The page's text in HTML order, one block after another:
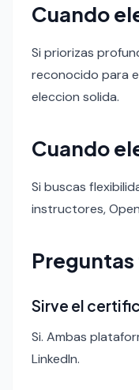
Cuando
Si priorizas
reconocido para
eleccion solida.
Cuando
Si buscas
instructores,
Sirve el
Si. Ambas
LinkedIn.